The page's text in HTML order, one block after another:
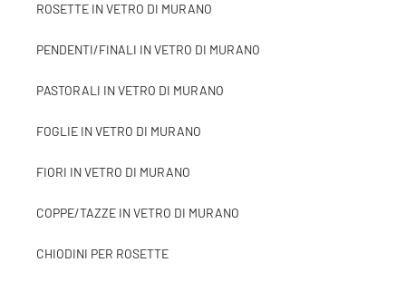
ROSETTE IN VETRO DI MURANO
PENDENTI/FINALI IN VETRO DI MURANO
PASTORALI IN VETRO DI MURANO
FOGLIE IN VETRO DI MURANO
FIORI IN VETRO DI MURANO
COPPE/TAZZE IN VETRO DI MURANO
CHIODINI PER ROSETTE